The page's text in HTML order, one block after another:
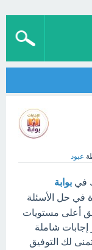
عبود
في بوابة
في حل الأسئلة
أعلى مستويات
إجابات شاملة
لك التوفيق